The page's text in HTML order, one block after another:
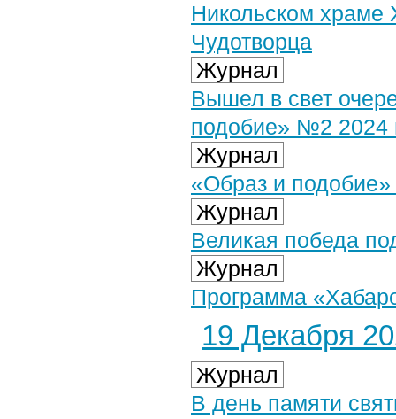
Никольском храме
Чудотворца
Журнал
Вышел в свет
подобие» №2 2024
Журнал
«Образ и
Журнал
Великая победа
Журнал
Программа
19 Декабря
Журнал
В день памяти